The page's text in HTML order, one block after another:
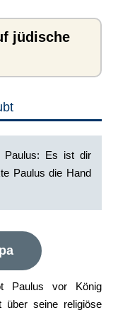
jüdische
Paulus: Es ist dir
Paulus die Hand
Paulus vor König
über seine religiöse